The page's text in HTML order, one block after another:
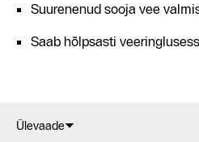
Suurenenud sooja vee
Saab hõlpsasti
Ülevaade